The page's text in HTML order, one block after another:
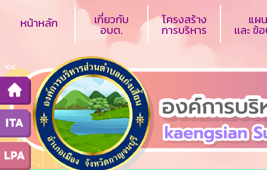
<<
หน้าหลัก เกี่ยวกับ
อบต.
โครงสร้าง
การบริหาร
แผ
เเละ